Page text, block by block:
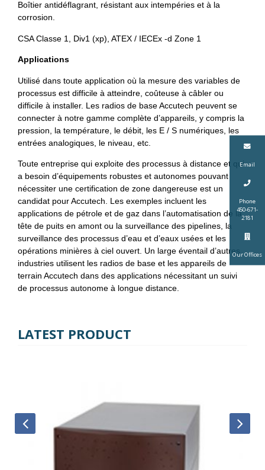
Email
Phone
450-671-
2181
Our Offices
Boîtier antidéflagrant, résistant aux intempéries et à la
corrosion.
CSA Classe 1, Div1 (xp), ATEX / IECEx -d Zone 1
Applications
Utilisé dans toute application où la mesure des variables de
processus est difficile à atteindre, coûteuse à câbler ou
difficile à installer. Les radios de base Accutech peuvent se
connecter à notre gamme complète d’appareils, y compris la
pression, la température, le débit, les E / S numériques, les
entrées analogiques, le niveau, etc.
Toute entreprise qui exploite des processus à distance et qui
a besoin d’équipements robustes et autonomes pouvant
nécessiter une certification de zone dangereuse est un
candidat pour Accutech. Les exemples incluent les
applications de pétrole et de gaz dans l’automatisation de la
tête de puits en amont ou la surveillance des pipelines, la
surveillance des processus d’eau et d’eaux usées et les
opérations minières à ciel ouvert. Un large éventail d’autres
industries utilisent les radios de base et les appareils de
terrain Accutech dans des applications nécessitant un suivi
de processus autonome à longue distance.
LATEST PRODUCT